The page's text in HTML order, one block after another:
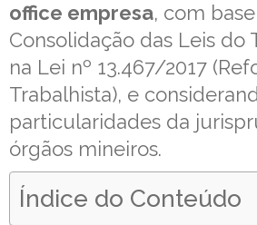
office empresa, com
Consolidação das Leis do
na Lei nº 13.467/2017
Trabalhista), e
particularidades da
órgãos mineiros.
Índice do Conteúdo